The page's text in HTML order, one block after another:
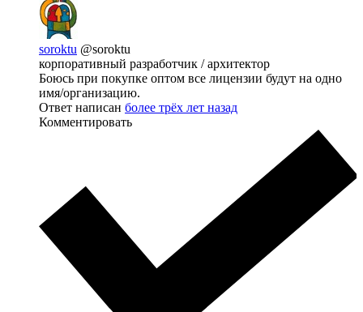
soroktu @soroktu
корпоративный разработчик / архитектор
Боюсь при покупке оптом все лицензии будут на одно
имя/организацию.
Ответ написан более трёх лет назад
Комментировать